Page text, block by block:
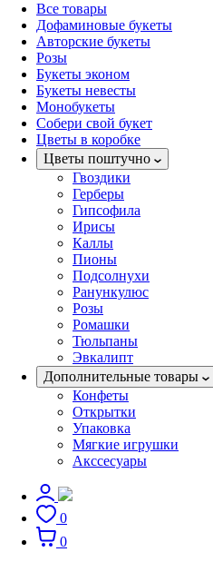
Все товары
Дофаминовые букеты
Авторские букеты
Розы
Букеты эконом
Букеты невесты
Монобукеты
Собери свой букет
Цветы в коробке
Цветы поштучно
Гвоздики
Герберы
Гипсофила
Ирисы
Каллы
Пионы
Подсолнухи
Ранункулюс
Розы
Ромашки
Тюльпаны
Эвкалипт
Дополнительные товары
Конфеты
Открытки
Упаковка
Мягкие игрушки
Акссесуары
0
0